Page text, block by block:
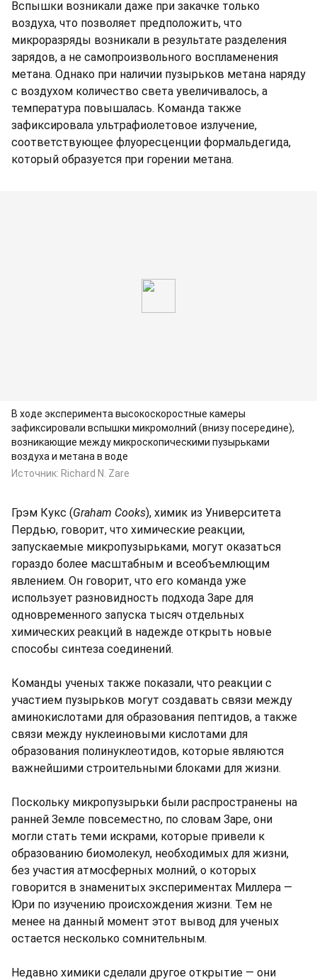
Вспышки возникали даже при закачке только
воздуха, что позволяет предположить, что
микроразряды возникали в результате разделения
зарядов, а не самопроизвольного воспламенения
метана. Однако при наличии пузырьков метана наряду
с воздухом количество света увеличивалось, а
температура повышалась. Команда также
зафиксировала ультрафиолетовое излучение,
соответствующее флуоресценции формальдегида,
который образуется при горении метана.
В ходе эксперимента высокоскоростные камеры
зафиксировали вспышки микромолний (внизу посередине),
возникающие между микроскопическими пузырьками
воздуха и метана в воде
Источник: Richard N. Zare
Грэм Кукс (Graham Cooks), химик из Университета
Пердью, говорит, что химические реакции,
запускаемые микропузырьками, могут оказаться
гораздо более масштабным и всеобъемлющим
явлением. Он говорит, что его команда уже
использует разновидность подхода Заре для
одновременного запуска тысяч отдельных
химических реакций в надежде открыть новые
способы синтеза соединений.
Команды ученых также показали, что реакции с
участием пузырьков могут создавать связи между
аминокислотами для образования пептидов, а также
связи между нуклеиновыми кислотами для
образования полинуклеотидов, которые являются
важнейшими строительными блоками для жизни.
Поскольку микропузырьки были распространены на
ранней Земле повсеместно, по словам Заре, они
могли стать теми искрами, которые привели к
образованию биомолекул, необходимых для жизни,
без участия атмосферных молний, о которых
говорится в знаменитых экспериментах Миллера —
Юри по изучению происхождения жизни. Тем не
менее на данный момент этот вывод для ученых
остается несколько сомнительным.
Недавно химики сделали другое открытие — они